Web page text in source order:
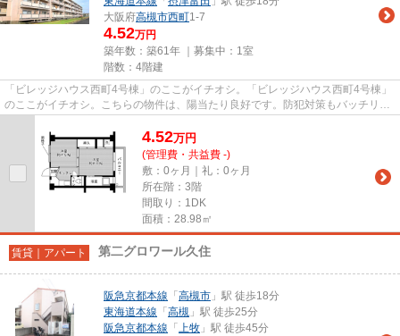
大阪府高槻市西町1-7
4.52万円
築年数：築61年 ｜募集中： 1室
階数：4階建
「ビレッジハウス西町4号棟」のここがイチオシ。「ビレッジハウス西町4号棟」
のここがイチオシ。こちらの物件は、陽当たり良好です。防犯対策もバッチリな
4.52万円
(管理費・共益費 -)
敷：0ヶ月｜礼：0ヶ月
所在階：3階
間取り：1DK
面積：28.98㎡
賃貸｜アパート 第二グロワール久住
阪急京都本線 「 高槻市 」駅 徒歩18分
東海道本線 「 高槻 」駅 徒歩25分
阪急京都本線 「 上牧 」駅 徒歩45分